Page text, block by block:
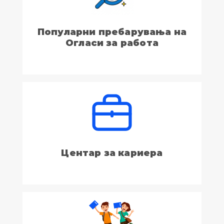
Популарни пребарувања на
Огласи за работа
Центар за кариера